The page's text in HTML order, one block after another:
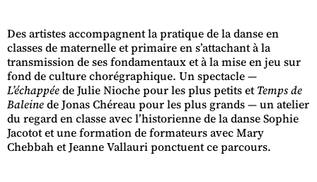
Des artistes accompagnent la pratique de la danse en
classes de maternelle et primaire en s’attachant à la
transmission de ses fondamentaux et à la mise en jeu sur
fond de culture chorégraphique. Un spectacle —
L’échappéede Julie Nioche pour les plus petits etTemps de
Baleinede Jonas Chéreau pour les plus grands — un atelier
du regard en classe avec l’historienne de la danse Sophie
Jacotot et une formation de formateurs avec Mary
Chebbah et Jeanne Vallauri ponctuent ce parcours.